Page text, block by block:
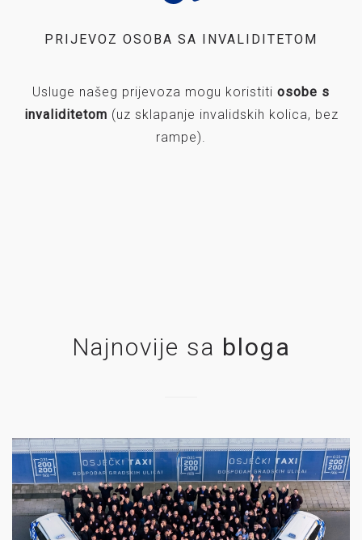
PRIJEVOZ OSOBA SA INVALIDITETOM
Usluge našeg prijevoza mogu koristiti osobe s
invaliditetom (uz sklapanje invalidskih kolica, bez
rampe).
Najnovije sa bloga